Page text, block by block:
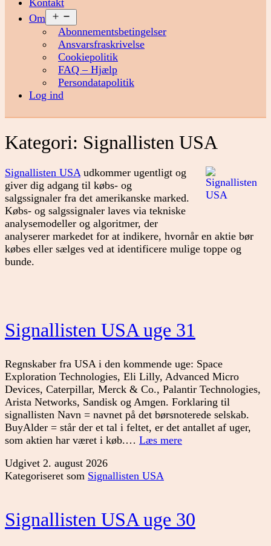
Kontakt
Om
menu
Abonnementsbetingelser
Ansvarsfraskrivelse
Cookiepolitik
FAQ – Hjælp
Persondatapolitik
Log ind
Kategori: Signallisten USA
Signallisten USAudkommer ugentligt og
giver dig adgang til købs- og
salgssignaler fra det amerikanske marked.
Købs- og salgssignaler laves via tekniske
analysemodeller og algoritmer, der
analyserer markedet for at indikere, hvornår en aktie bør
købes eller sælges ved at identificere mulige toppe og
bunde.
Signallisten USA uge 31
Regnskaber fra USA i den kommende uge: Space
Exploration Technologies, Eli Lilly, Advanced Micro
Devices, Caterpillar, Merck & Co., Palantir Technologies,
Arista Networks, Sandisk og Amgen. Forklaring til
signallisten Navn = navnet på det børsnoterede selskab.
BuyAlder = står der et tal i feltet, er det antallet af uger,
som aktien har været i køb.… Læs mereSignallisten
Udgivet 2. august 2026
Kategoriseret som Signallisten USA
Signallisten USA uge 30